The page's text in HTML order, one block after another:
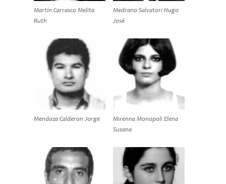
Martín Carrasco Melita
Ruth
Medrano Salvatori Hugo
José
Mendoza Calderon Jorge
Mirenna Monopoli Elena
Susana